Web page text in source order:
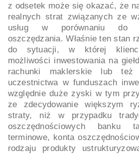
z odsetek może się okazać, że
realnych strat związanych ze
usług w porównaniu do
oszczędzania. Właśnie ten stan
do sytuacji, w której
możliwości inwestowania na
rachunki maklerskie lub też
uczestnictwa w funduszach
względnie duże zyski w tym
ze zdecydowanie większym
straty, niż w przypadku
oszczędnościowych
terminowe, konta
rodzaju produkty